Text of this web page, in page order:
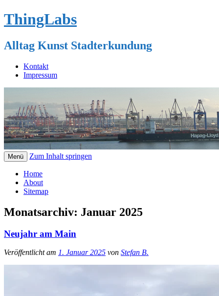
ThingLabs
Alltag Kunst Stadterkundung
Kontakt
Impressum
Menü Zum Inhalt springen
Home
About
Sitemap
Monatsarchiv: Januar 2025
Neujahr am Main
Veröffentlicht am 1. Januar 2025 von Stefan B.